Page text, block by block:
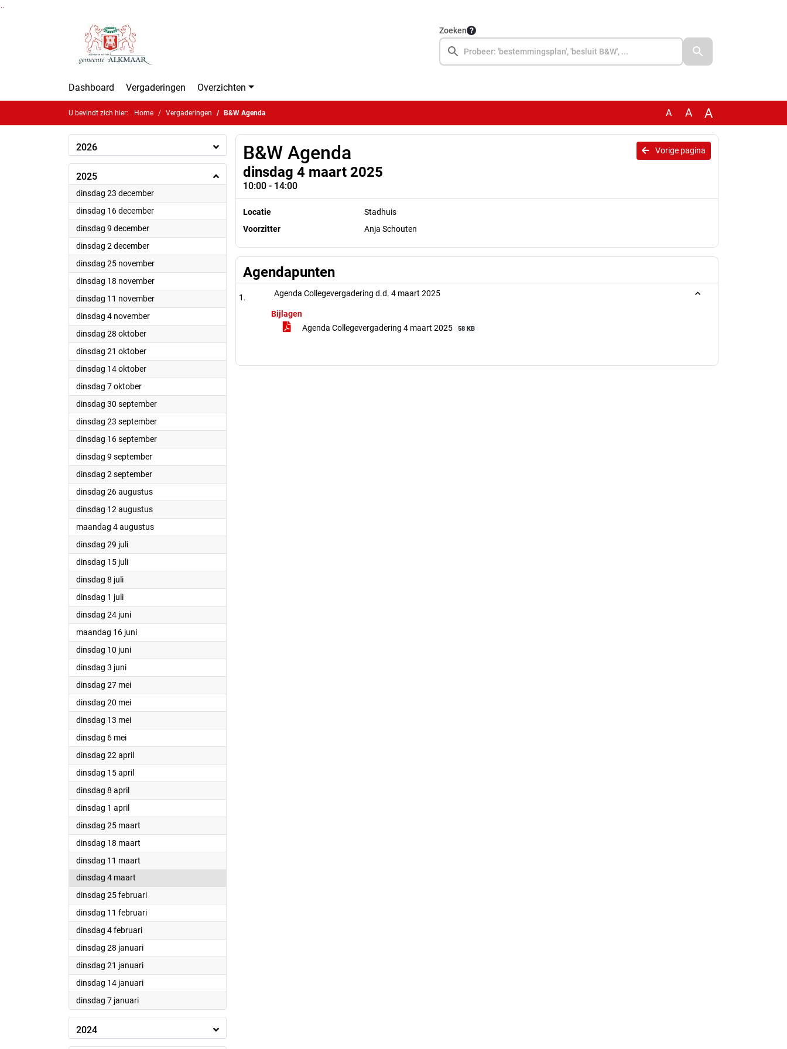
Zoeken
Dashboard Vergaderingen Overzichten
U bevindt zich hier: Home Vergaderingen B&W Agenda A A A
2026
2025
dinsdag 23 december2025
dinsdag 16 december2025
dinsdag 9 december2025
dinsdag 2 december2025
dinsdag 25 november2025
dinsdag 18 november2025
dinsdag 11 november2025
dinsdag 4 november2025
dinsdag 28 oktober2025
dinsdag 21 oktober2025
dinsdag 14 oktober2025
dinsdag 7 oktober2025
dinsdag 30 september2025
dinsdag 23 september2025
dinsdag 16 september2025
dinsdag 9 september2025
dinsdag 2 september2025
dinsdag 26 augustus2025
dinsdag 12 augustus2025
maandag 4 augustus2025
dinsdag 29 juli2025
dinsdag 15 juli2025
dinsdag 8 juli2025
dinsdag 1 juli2025
dinsdag 24 juni2025
maandag 16 juni2025
dinsdag 10 juni2025
dinsdag 3 juni2025
dinsdag 27 mei2025
dinsdag 20 mei2025
dinsdag 13 mei2025
dinsdag 6 mei2025
dinsdag 22 april2025
dinsdag 15 april2025
dinsdag 8 april2025
dinsdag 1 april2025
dinsdag 25 maart
dinsdag 18 maart
dinsdag 11 maart
dinsdag 4 maart
dinsdag 25 februari2025
dinsdag 11 februari2025
dinsdag 4 februari2025
dinsdag 28 januari2025
dinsdag 21 januari2025
dinsdag 14 januari2025
dinsdag 7 januari2025
2024
Vorige pagina
B&W Agenda
dinsdag 4 maart 2025
10:00 - 14:00
Locatie
Stadhuis
Voorzitter
Anja Schouten
Agendapunten
Agenda Collegevergadering d.d. 4 maart 2025
Bijlagen
Agenda Collegevergadering 4 maart 2025
58 KB